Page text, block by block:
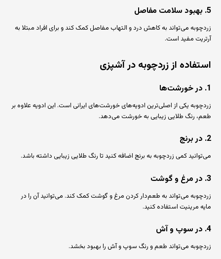
5. بهبود سلامت مفاصل
زردچوبه می‌تواند به کاهش درد و التهاب مفاصل کمک کند و برای افراد مبتلا به
آرتریت مفید است.
استفاده از زردچوبه در آشپزی
1. در خورشت‌ها
زردچوبه یکی از اصلی‌ترین ادویه‌های خورشت‌های ایرانی است. این ادویه علاوه بر
طعم، رنگ طلایی زیبایی به خورشت می‌دهد.
2. در برنج
می‌توانید کمی زردچوبه به برنج اضافه کنید تا رنگ طلایی زیبایی داشته باشد.
3. در مرغ و گوشت
زردچوبه می‌تواند به طعم‌دار کردن مرغ و گوشت کمک کند. می‌توانید آن را در
مایه مرینیت استفاده کنید.
4. در سوپ و آش
زردچوبه می‌تواند طعم و رنگ سوپ و آش را بهبود بخشد.